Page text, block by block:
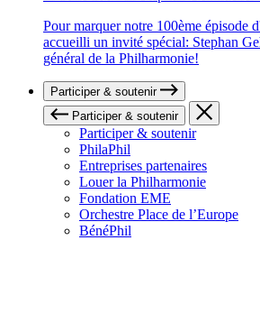
Pour marquer notre 100ème épisode
accueilli un invité spécial: Stephan
général de la Philharmonie!
Participer & soutenir
Participer & soutenir
Participer & soutenir
PhilaPhil
Entreprises partenaires
Louer la Philharmonie
Fondation EME
Orchestre Place de l’Europe
BénéPhil